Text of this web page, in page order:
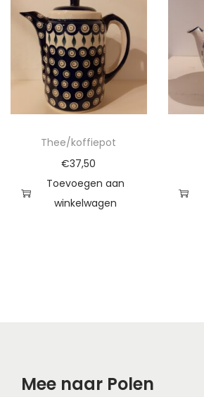
Thee/koffiepot
€37,50
Toevoegen aan
winkelwagen
Mee naar Polen